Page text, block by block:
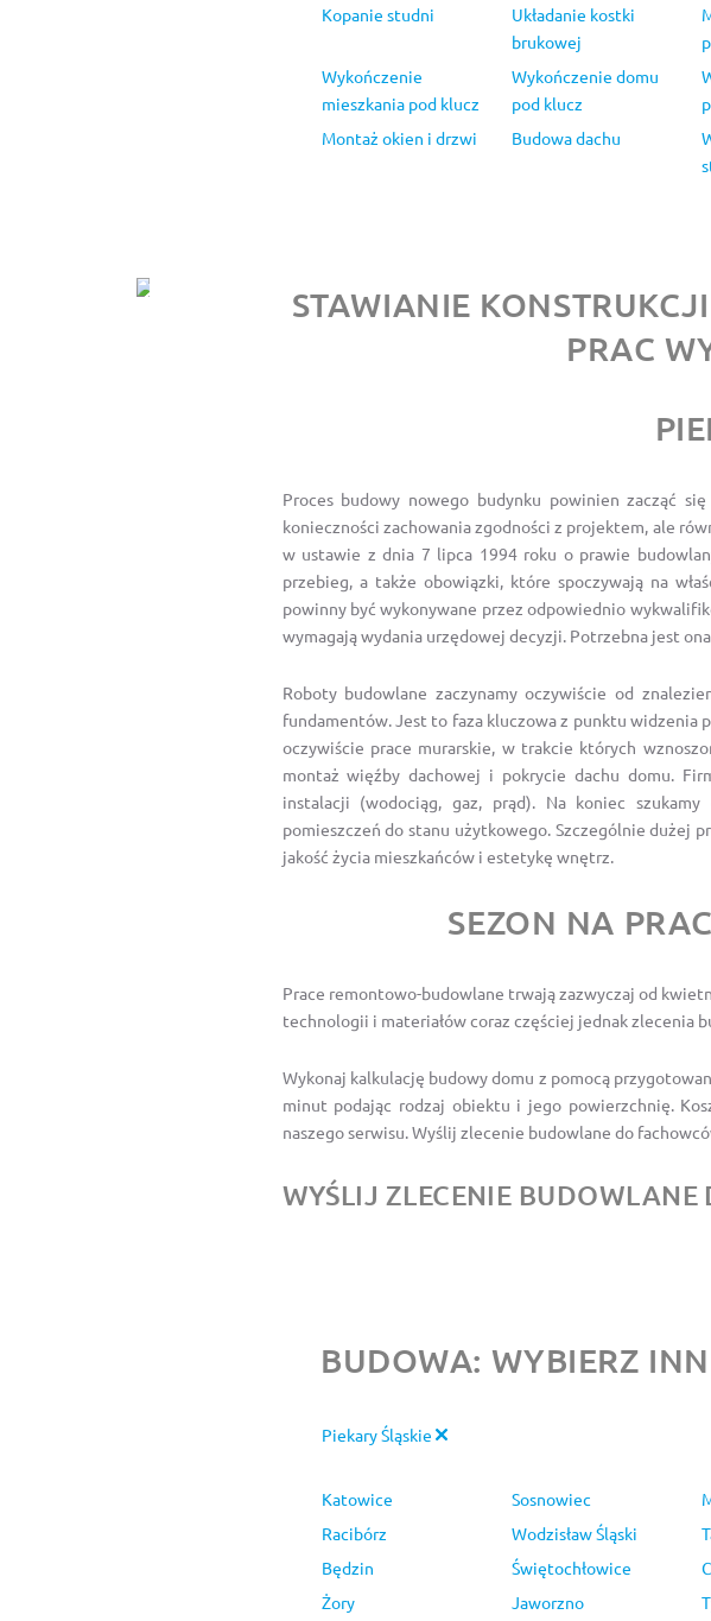
Kopanie studni
Układanie kostki
brukowej
Wykończenie
mieszkania pod klucz
Wykończenie domu
pod klucz
Montaż okien i drzwi Budowa dachu
STAWIANIE
PRAC
Proces budowy nowego budynku powinien zacząć
konieczności zachowania zgodności z projektem, ale
w ustawie z dnia 7 lipca 1994 roku o prawie
przebieg, a także obowiązki, które spoczywają na
powinny być wykonywane przez odpowiednio
wymagają wydania urzędowej decyzji. Potrzebna jest
Roboty budowlane zaczynamy oczywiście od
fundamentów. Jest to faza kluczowa z punktu widzenia
oczywiście prace murarskie, w trakcie których
montaż więźby dachowej i pokrycie dachu domu.
instalacji (wodociąg, gaz, prąd). Na koniec
pomieszczeń do stanu użytkowego. Szczególnie dużej
jakość życia mieszkańców i estetykę wnętrz.
SEZON NA
Prace remontowo-budowlane trwają zazwyczaj od
technologii i materiałów coraz częściej jednak zlecenia
Wykonaj kalkulację budowy domu z pomocą
minut podając rodzaj obiektu i jego powierzchnię.
naszego serwisu. Wyślij zlecenie budowlane do
WYŚLIJ ZLECENIE
BUDOWA: WYBIERZ
Piekary Śląskie
Katowice Sosnowiec
Racibórz
Wodzisław Śląski
Będzin
Świętochłowice
Żory
Jaworzno